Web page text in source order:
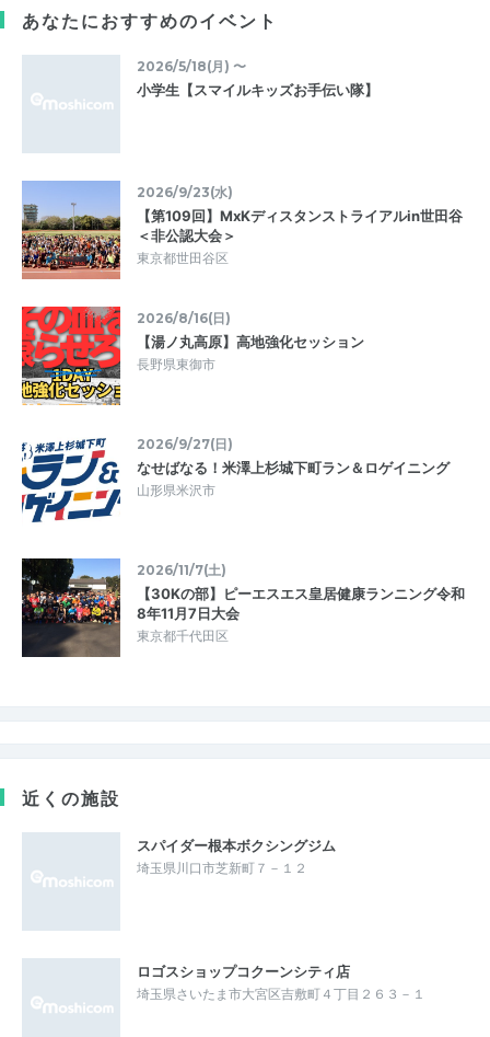
あなたにおすすめのイベント
2026/5/18(月) 〜
小学生【スマイルキッズお手伝い隊】
2026/9/23(水)
【第109回】MxKディスタンストライアルin世田谷
＜非公認大会＞
東京都世田谷区
2026/8/16(日)
【湯ノ丸高原】高地強化セッション
長野県東御市
2026/9/27(日)
なせばなる！米澤上杉城下町ラン＆ロゲイニング
山形県米沢市
2026/11/7(土)
【30Kの部】ピーエスエス皇居健康ランニング令和
8年11月7日大会
東京都千代田区
近くの施設
スパイダー根本ボクシングジム
埼玉県川口市芝新町７－１２
ロゴスショップコクーンシティ店
埼玉県さいたま市大宮区吉敷町４丁目２６３－１